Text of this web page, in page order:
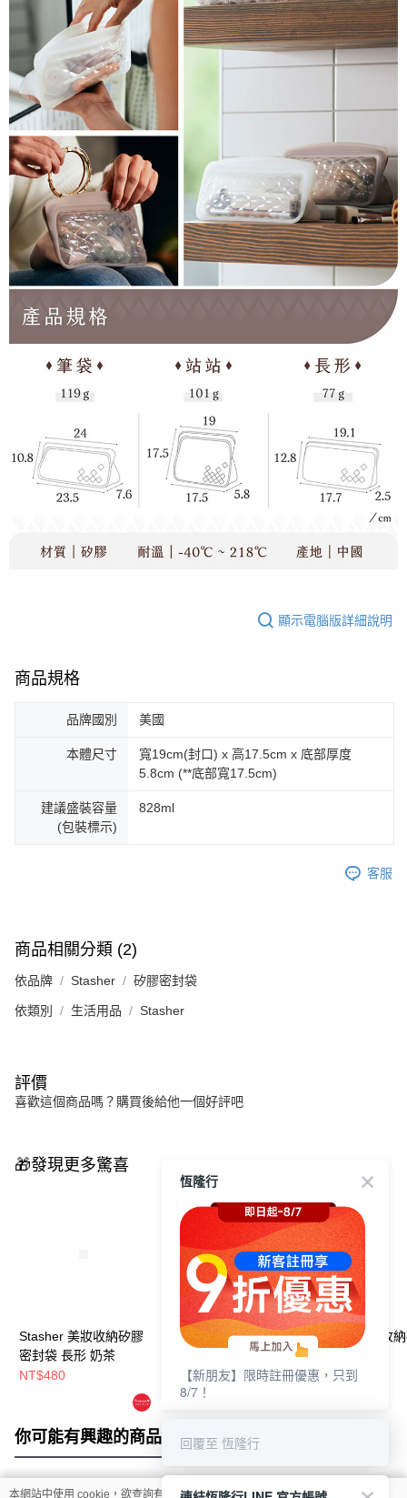
顯示電腦版詳細說明
商品規格
品牌國別 美國
本體尺寸
寬19cm(封口) x 高17.5cm x 底部厚度
5.8cm (**底部寬17.5cm)
建議盛裝容量
(包裝標示)
828ml
客服
商品相關分類 (2)
依品牌 Stasher 矽膠密封袋
依類別 生活用品 Stasher
評價
喜歡這個商品嗎？購買後給他一個好評吧
🎁發現更多驚喜
Stasher 美妝收納矽膠
密封袋 長形 奶茶
NT$480
Stasher 美妝收納矽膠
NT$880
Stasher 美妝收
密封袋 筆袋 白
NT$980
你可能有興趣的商品 全站排行
本網站中使用 cookie，欲查詢有關本網站使用 cookie 方式之詳情，及若您不希
恆隆行
【新朋友】限時註冊優惠，只到
8/7！
回覆至 恆隆行